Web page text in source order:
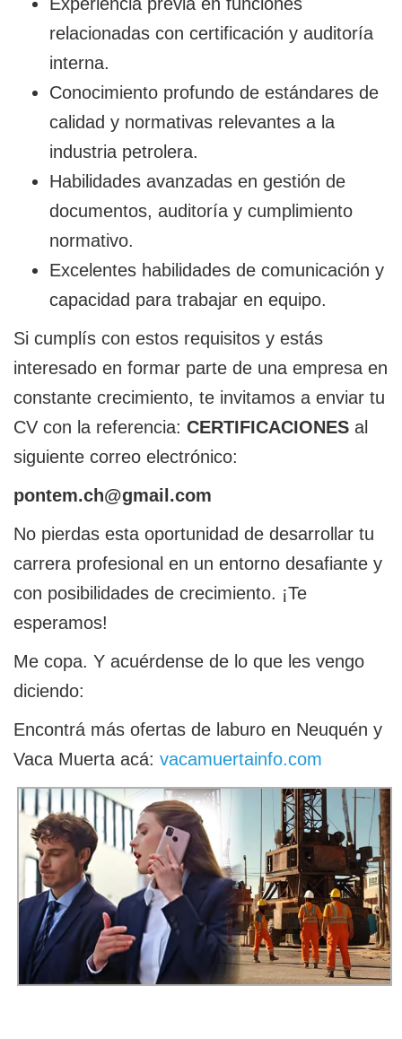
Experiencia previa en funciones
relacionadas con certificación y auditoría
interna.
Conocimiento profundo de estándares de
calidad y normativas relevantes a la
industria petrolera.
Habilidades avanzadas en gestión de
documentos, auditoría y cumplimiento
normativo.
Excelentes habilidades de comunicación y
capacidad para trabajar en equipo.
Si cumplís con estos requisitos y estás
interesado en formar parte de una empresa en
constante crecimiento, te invitamos a enviar tu
CV con la referencia: CERTIFICACIONES al
siguiente correo electrónico:
pontem.ch@gmail.com
No pierdas esta oportunidad de desarrollar tu
carrera profesional en un entorno desafiante y
con posibilidades de crecimiento. ¡Te
esperamos!
Me copa. Y acuérdense de lo que les vengo
diciendo:
Encontrá más ofertas de laburo en Neuquén y
Vaca Muerta acá: vacamuertainfo.com